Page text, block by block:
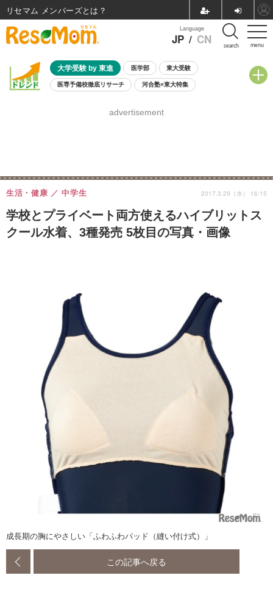
menu
Language
JP / CN search
大学受験 by 東進 医学部 東大受験
医専予備校徹底リサーチ 河合塾×東大特集
8月開催学校説明会・相談会
advertisement
学校とプライベート両方使えるハイブリットス
クール水着、3種発売 5枚目の写真・画像
生活・健康 中学生 2017.3.29（水） 16:15
成長期の胸にやさしい「ふわふわパッド（縫い付け式）」
この記事へ戻る
リセマム メンバーズ